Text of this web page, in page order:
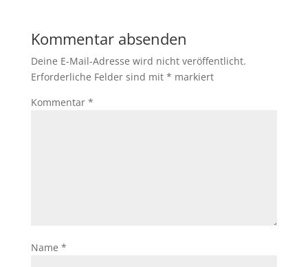
Kommentar absenden
Deine E-Mail-Adresse wird nicht veröffentlicht.
Erforderliche Felder sind mit * markiert
Kommentar *
Name *